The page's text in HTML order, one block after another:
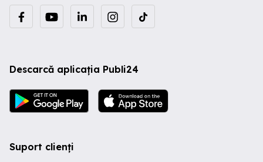
Descarcă aplicația Publi24
Suport clienți